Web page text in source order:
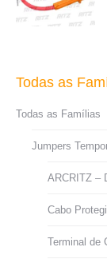
Todas as
Todas as Famílias
Jumpers
ARCRITZ –
Cabo
Terminal de